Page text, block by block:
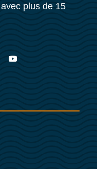
plus de 15